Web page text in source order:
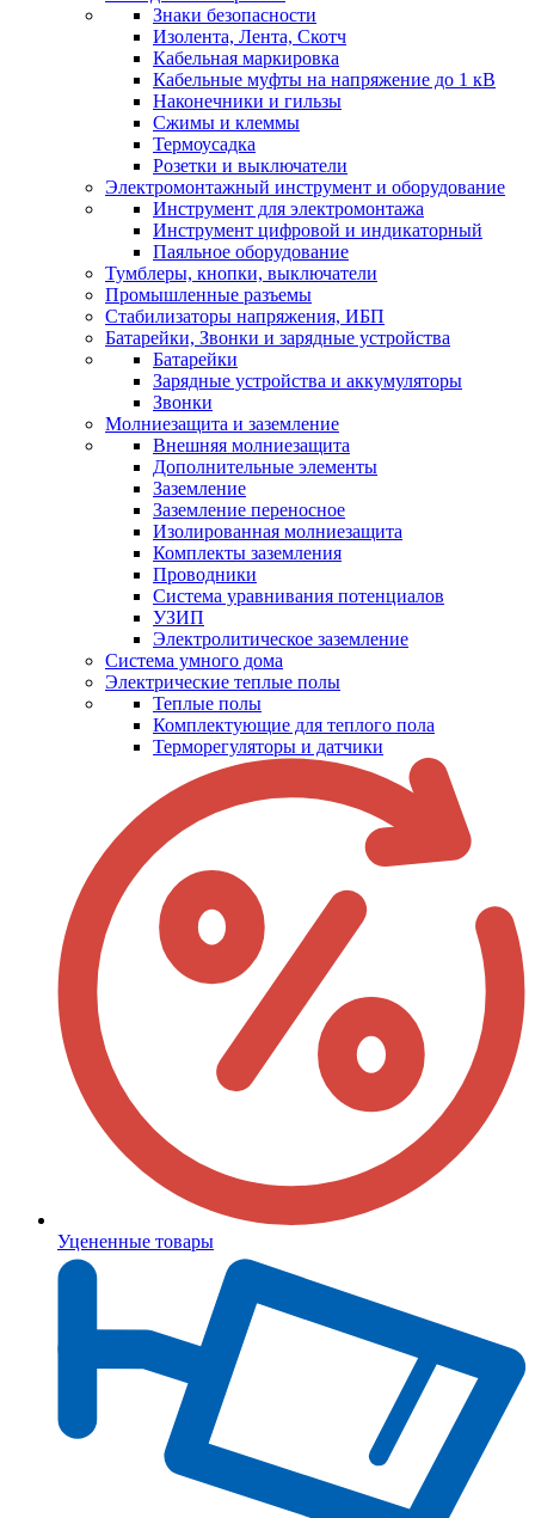
Знаки безопасности
Изолента, Лента, Скотч
Кабельная маркировка
Кабельные муфты на напряжение до 1 кВ
Наконечники и гильзы
Сжимы и клеммы
Термоусадка
Розетки и выключатели
Электромонтажный инструмент и оборудование
Инструмент для электромонтажа
Инструмент цифровой и индикаторный
Паяльное оборудование
Тумблеры, кнопки, выключатели
Промышленные разъемы
Стабилизаторы напряжения, ИБП
Батарейки, Звонки и зарядные устройства
Батарейки
Зарядные устройства и аккумуляторы
Звонки
Молниезащита и заземление
Внешняя молниезащита
Дополнительные элементы
Заземление
Заземление переносное
Изолированная молниезащита
Комплекты заземления
Проводники
Система уравнивания потенциалов
УЗИП
Электролитическое заземление
Система умного дома
Электрические теплые полы
Теплые полы
Комплектующие для теплого пола
Терморегуляторы и датчики
Уцененные товары